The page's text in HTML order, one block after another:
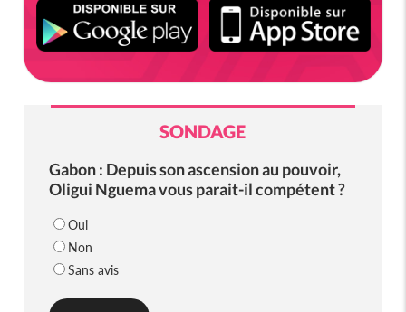
SONDAGE
Gabon : Depuis son ascension au pouvoir,
Oligui Nguema vous parait-il compétent ?
Oui
Non
Sans avis